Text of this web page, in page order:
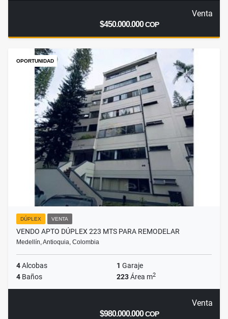
Venta
$450.000.000COP
OPORTUNIDAD
DÚPLEX VENTA
VENDO APTO DÚPLEX 223 MTS PARA REMODELAR
Medellín, Antioquia, Colombia
4Alcobas 1 Garaje
4 Baños 223Área m2
Venta
$980.000.000COP